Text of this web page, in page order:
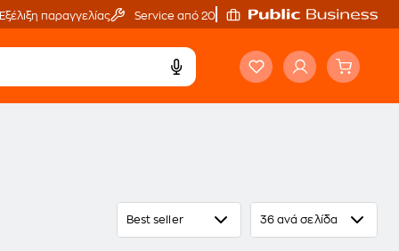
Εξέλιξη παραγγελίας Service από 20'
Best seller 36 ανά σελίδα